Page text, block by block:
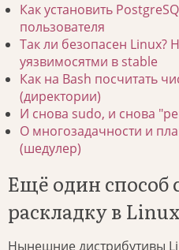
Как установить
пользователя
Так ли безопасен Linux?
уязвимосятми в stable
Как на Bash посчитать
(директории)
И снова sudo, и снова
О многозадачности и
(шедулер)
Ещё один способ
раскладку в
Нынешние дистрибутивы